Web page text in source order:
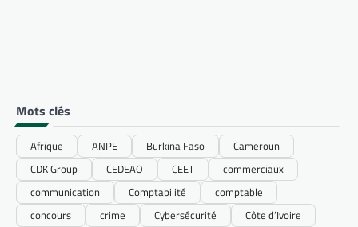
Mots clés
Afrique ANPE Burkina Faso
Cameroun
CDK Group
CEDEAO CEET
commerciaux
communication
Comptabilité
comptable
concours
crime Cybersécurité
Côte d’Ivoire